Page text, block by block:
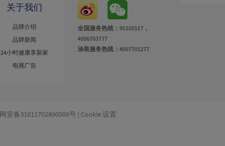
关于我们
品牌介绍
品牌新闻
24小时健康享新家
电视广告
全国服务热线：95105517，
4006703777
涂装服务热线：4007701277
安备31011702890500号 | Cookie 设置